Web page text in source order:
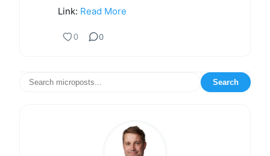
Link: Read More
0 0
Search